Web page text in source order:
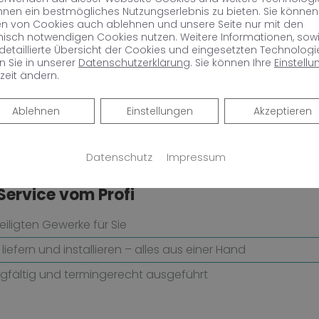
Kostenaufstellung
Markenprodukte von renommierten Herstellern
Service- und Garantieleistungen
Wartung und Instandhaltung
vom Profi
Gewerke für Sie
und installieren – alles aus einer Hand
und termingerecht ausgeführt
ein bestmögliches Nutzungserlebnis zu bieten. Sie
von Cookies auch ablehnen und unsere Seite nur mit den
notwendigen Cookies nutzen. Weitere Informationen,
Übersicht der Cookies und eingesetzten
Sie in unserer Datenschutzerklärung. Sie können Ihre
ändern.
Akzeptieren
Einstellungen
Ablehnen
Ablehnen
Datenschutz Impressum